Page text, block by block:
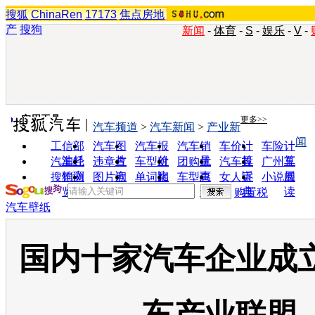
搜狐 ChinaRen 17173 焦点房地
产 搜狗 新闻 - 体育 - S - 娱乐 - V -
实用工具 更多>>
工信部
油耗
汽车图
片
汽车报
价
汽车销
量
车价计
算
车险计
算
汽车经
销商
违章查
询
车型对
比
团购优
惠
汽车投
诉
广州车
展
搜狗浏
览器
图片欣
赏
单词翻
车型查
询
女人宝
典
小说阅
读
汽车频道 > 汽车新闻 > 产业新
闻
购置税
汽车壁纸
国内十家汽车企业成